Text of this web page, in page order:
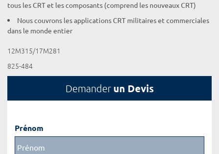
tous les CRT et les composants (comprend les nouveaux CRT)
Nous couvrons les applications CRT militaires et commerciales
dans le monde entier
12M315/17M281
825-484
Demander un Devis
Prénom